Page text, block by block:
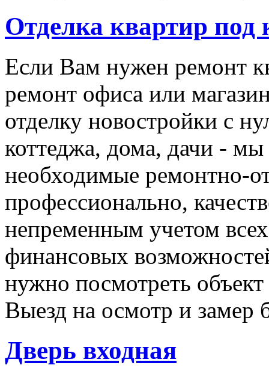
Отделка квартир под
Если Вам нужен ремонт
ремонт офиса или
отделку новостройки с
коттеджа, дома, дачи -
необходимые ремонтно-
профессионально,
непременным учетом
финансовых
нужно посмотреть
Выезд на осмотр и
Дверь входная